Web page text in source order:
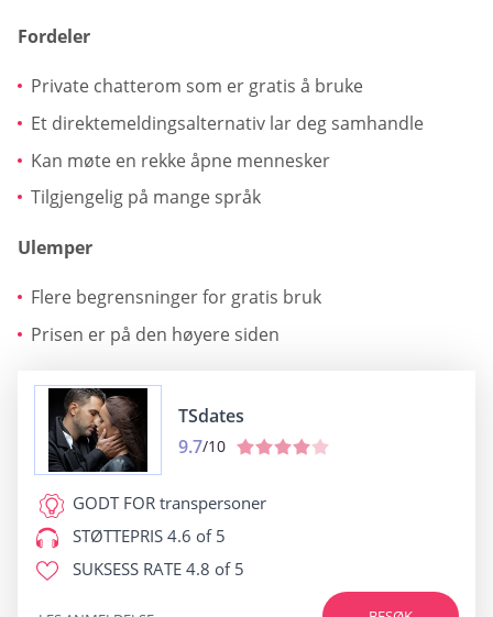
Fordeler
Private chatterom som er gratis å bruke
Et direktemeldingsalternativ lar deg samhandle
Kan møte en rekke åpne mennesker
Tilgjengelig på mange språk
Ulemper
Flere begrensninger for gratis bruk
Prisen er på den høyere siden
TSdates
9.7/10
GODT FOR transpersoner
STØTTEPRIS 4.6 of 5
SUKSESS RATE 4.8 of 5